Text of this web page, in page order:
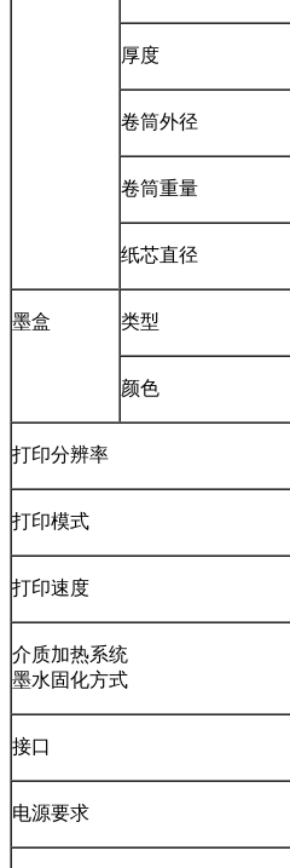
厚度
卷筒外径
卷筒重量
纸芯直径
墨盒 类型
颜色
打印分辨率
打印模式
打印速度
介质加热系统
墨水固化方式
接口
电源要求